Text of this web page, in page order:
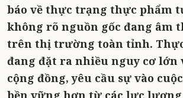
báo về thực trạng thực phẩm
không rõ nguồn gốc đang âm
trên thị trường toàn tỉnh.
đang đặt ra nhiều nguy cơ lớn
cộng đồng, yêu cầu sự vào
bền vững hơn từ các lực